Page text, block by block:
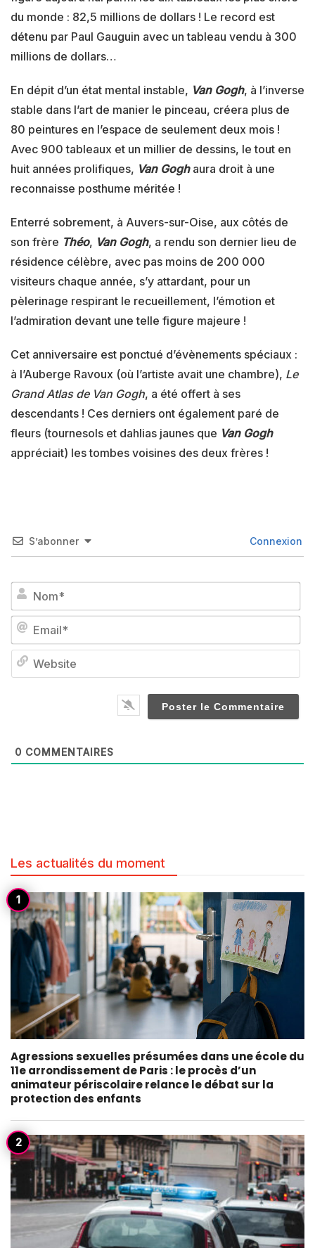
du monde : 82,5 millions de dollars ! Le record est
détenu par Paul Gauguin avec un tableau vendu à 300
millions de dollars…
En dépit d’un état mental instable, Van Gogh, à l’inverse
stable dans l’art de manier le pinceau, créera plus de
80 peintures en l’espace de seulement deux mois !
Avec 900 tableaux et un millier de dessins, le tout en
huit années prolifiques, Van Goghaura droit à une
reconnaisse posthume méritée !
Enterré sobrement, à Auvers-sur-Oise, aux côtés de
son frère Théo, Van Gogh, a rendu son dernier lieu de
résidence célèbre, avec pas moins de 200 000
visiteurs chaque année, s’y attardant, pour un
pèlerinage respirant le recueillement, l’émotion et
l’admiration devant une telle figure majeure !
Cet anniversaire est ponctué d’évènements spéciaux :
à l’Auberge Ravoux (où l’artiste avait une chambre), Le
Grand Atlas de Van Gogh, a été offert à ses
descendants ! Ces derniers ont également paré de
fleurs (tournesols et dahlias jaunes que Van Gogh
appréciait) les tombes voisines des deux frères !
S’abonner Connexion
0 COMMENTAIRES
Les actualités du moment
Agressions sexuelles présumées dans une école du
11e arrondissement de Paris : le procès d’un
animateur périscolaire relance le débat sur la
protection des enfants